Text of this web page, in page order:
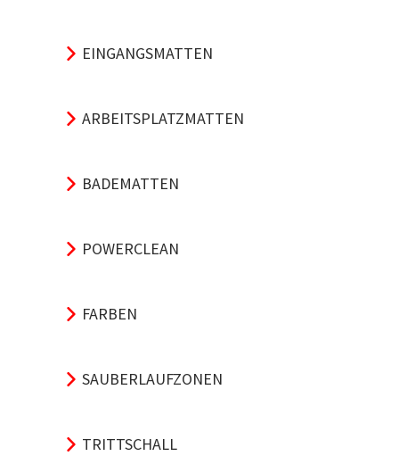
EINGANGSMATTEN
ARBEITSPLATZMATTEN
BADEMATTEN
POWERCLEAN
FARBEN
SAUBERLAUFZONEN
TRITTSCHALL